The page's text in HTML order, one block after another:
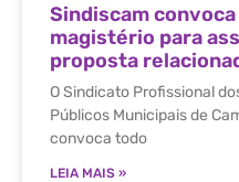
Sindiscam
magistério para
proposta
O Sindicato Profissional
Públicos Municipais de
convoca todo
LEIA MAIS »